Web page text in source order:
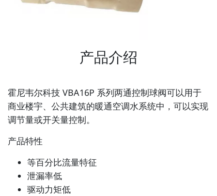
产品介绍
霍尼韦尔科技 VBA16P 系列两通控制球阀可以用于
商业楼宇、公共建筑的暖通空调水系统中，可以实现
调节量或开关量控制。
产品特性
等百分比流量特征
泄漏率低
驱动力矩低